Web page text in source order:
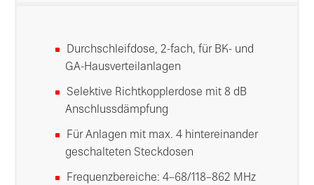
Durchschleifdose, 2-fach, für BK- und
GA-Hausverteilanlagen
Selektive Richtkopplerdose mit 8 dB
Anschlussdämpfung
Für Anlagen mit max. 4 hintereinander
geschalteten Steckdosen
Frequenzbereiche: 4–68/118–862 MHz